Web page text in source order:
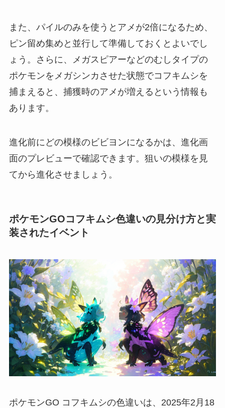
また、パイルのみを使うとアメが2倍になるため、
ピン留め集めと並行して準備しておくとよいでし
ょう。さらに、メガスピアーなどのむしタイプの
ポケモンをメガシンカさせた状態でコフキムシを
捕まえると、捕獲時のアメが増えるという情報も
あります。
進化前にどの模様のビビヨンになるかは、進化画
面のプレビューで確認できます。狙いの模様を見
てから進化させましょう。
ポケモンGOコフキムシ色違いの見分け方と実
装されたイベント
ポケモンGO コフキムシの色違いは、2025年2月18